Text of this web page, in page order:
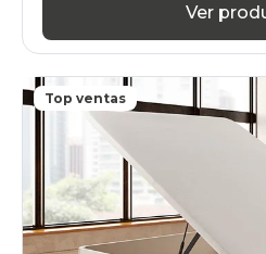
Ver
Top ventas